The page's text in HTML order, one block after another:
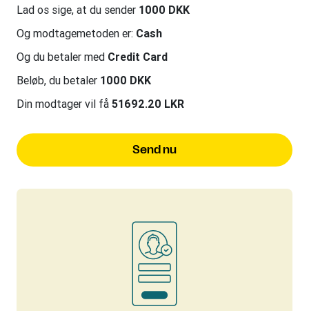
Lad os sige, at du sender 1000 DKK
Og modtagemetoden er: Cash
Og du betaler med Credit Card
Beløb, du betaler 1000 DKK
Din modtager vil få 51692.20 LKR
Send nu